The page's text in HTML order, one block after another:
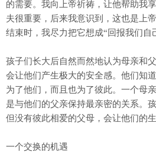
的需要。我向上帝祈祷，让他帮助我
夫很重要，后来我意识到，这也是上
结束时，我尽力把它想成“回报我们自
孩子们长大后自然而然地认为母亲和
会让他们产生极大的安全感。他们知
为了他们，而且也为了彼此。一个母
是与他们的父亲保持最亲密的关系。
但没有彼此相爱的父母，会让他们的
一个交换的机遇